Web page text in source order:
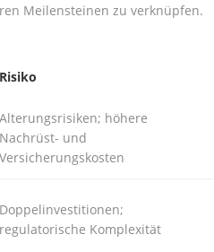
Meilensteinen zu verknüpfen.
Risiko
Alterungsrisiken; höhere
Nachrüst- und
Versicherungskosten
Doppelinvestitionen;
regulatorische Komplexität